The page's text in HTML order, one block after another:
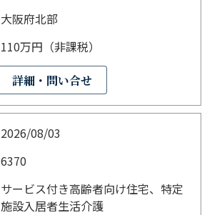
大阪府北部
110万円（非課税）
詳細・問い合せ
2026/08/03
6370
サービス付き高齢者向け住宅、特定
施設入居者生活介護